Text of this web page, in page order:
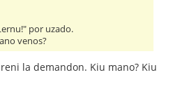
por uzado.
venos?
la demandon. Kiu mano? Kiu